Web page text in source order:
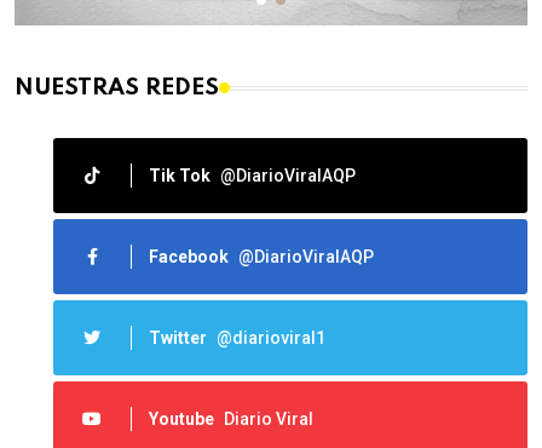
NUESTRAS REDES
Tik Tok @DiarioViralAQP
Facebook @DiarioViralAQP
Twitter @diarioviral1
Youtube Diario Viral